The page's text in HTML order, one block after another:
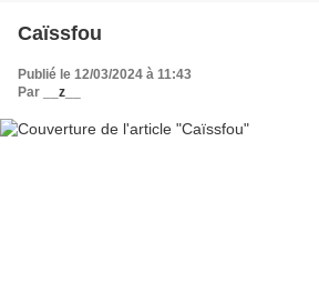
Caïssfou
Publié le 12/03/2024 à 11:43
Par
__z__